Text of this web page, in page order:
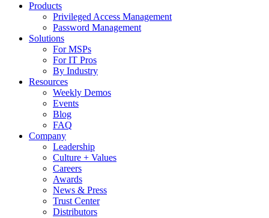
Products
Privileged Access Management
Password Management
Solutions
For MSPs
For IT Pros
By Industry
Resources
Weekly Demos
Events
Blog
FAQ
Company
Leadership
Culture + Values
Careers
Awards
News & Press
Trust Center
Distributors